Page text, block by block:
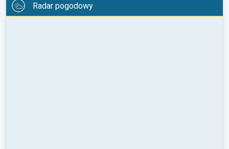
Radar pogodowy